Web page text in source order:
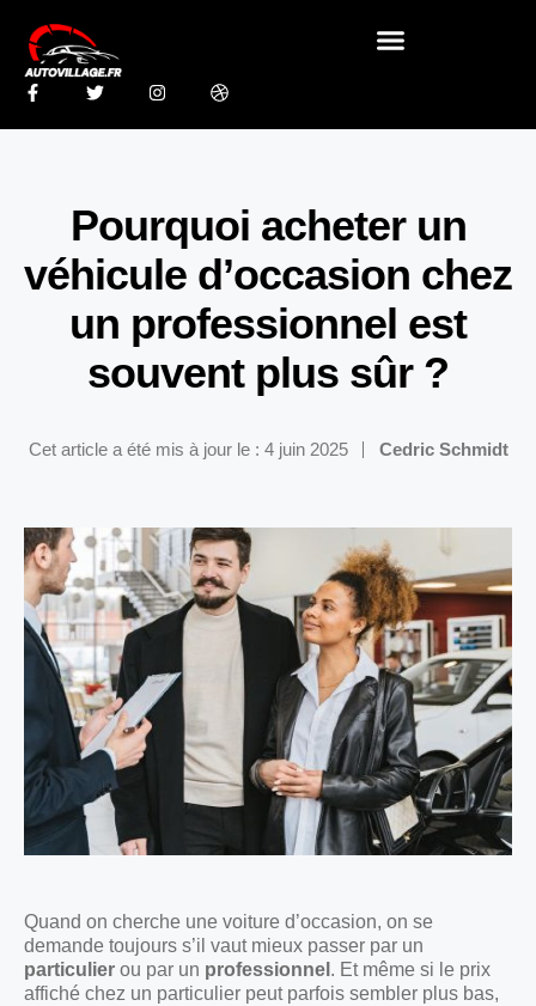
Pourquoi acheter un
véhicule d’occasion chez
un professionnel est
souvent plus sûr ?
Cet article a été mis à jour le : 4 juin 2025 Cedric Schmidt
Quand on cherche une voiture d’occasion, on se
demande toujours s’il vaut mieux passer par un
particulier ou par un professionnel . Et même si le prix
affiché chez un particulier peut parfois sembler plus bas,